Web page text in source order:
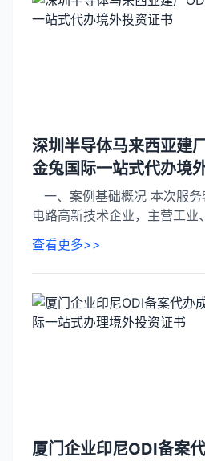
深圳半导体马来西亚建
金兔国际一站式代办境
一、案例基础概况 本次服
电路高新技术企业，主营工业
查看更多>>
厦门企业印尼ODI备案